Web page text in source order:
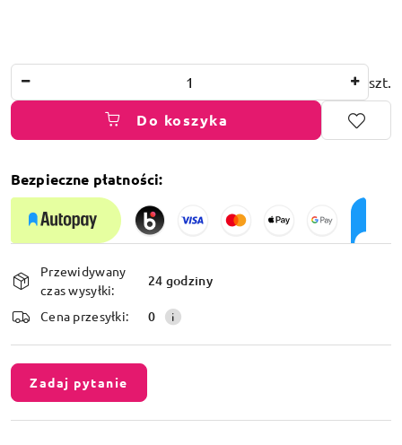
szt.
Do koszyka
Bezpieczne płatności:
Dostępność
i
dostawa
Przewidywany
czas wysyłki:
24 godziny
Cena przesyłki: 0
Zadaj pytanie